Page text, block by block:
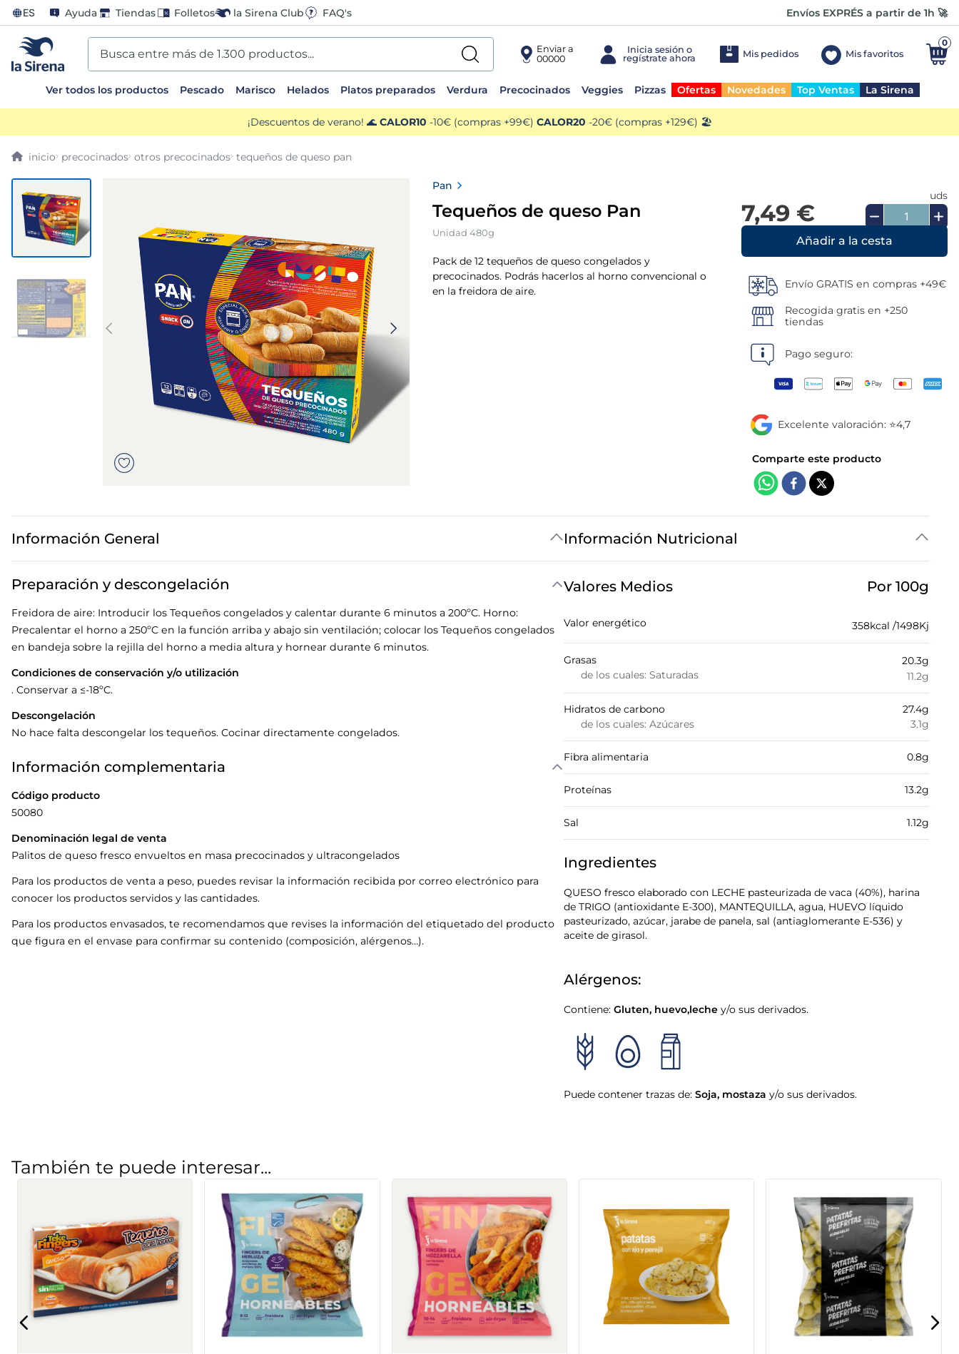
ES Ayuda Tiendas Folletos la Sirena Club FAQ's Envíos EXPRÉS a partir de 1h 🚀
Busca entre más de 1.300 productos...
Enviar a
00000
Mis pedidos Mis favoritos
0
Ver todos los productos Pescado Marisco Helados Platos preparados Verdura Precocinados Veggies Pizzas Ofertas Novedades Top Ventas La Sirena
¡Descuentos de verano! 🌊 CALOR10 -10€ (compras +99€) CALOR20 -20€ (compras +129€) 🏖️
precocinados otros precocinados tequeños de queso pan
Pan
Tequeños de queso Pan
Unidad 480g
Pack de 12 tequeños de queso congelados y
precocinados. Podrás hacerlos al horno convencional o
en la freidora de aire.
7,49 €
uds
Añadir a la cesta
Envío GRATIS en compras +49€
Recogida gratis en +250
tiendas
Pago seguro:
Excelente valoración: ⭐4,7
Información General
Preparación y descongelación
Freidora de aire: Introducir los Tequeños congelados y calentar durante 6 minutos a 200ºC. Horno:
Precalentar el horno a 250ºC en la función arriba y abajo sin ventilación; colocar los Tequeños congelados
en bandeja sobre la rejilla del horno a media altura y hornear durante 6 minutos.
Condiciones de conservación y/o utilización
. Conservar a ≤-18ºC.
Descongelación
No hace falta descongelar los tequeños. Cocinar directamente congelados.
Información complementaria
Código producto
50080
Denominación legal de venta
Palitos de queso fresco envueltos en masa precocinados y ultracongelados
Para los productos de venta a peso, puedes revisar la información recibida por correo electrónico para
conocer los productos servidos y las cantidades.
Para los productos envasados, te recomendamos que revises la información del etiquetado del producto
que figura en el envase para confirmar su contenido (composición, alérgenos…).
Información Nutricional
Valores Medios Por 100g
Valor energético 358kcal /1498Kj
Grasas
de los cuales: Saturadas
20.3g
11.2g
Hidratos de carbono
de los cuales: Azúcares
27.4g
3.1g
Fibra alimentaria 0.8g
Proteínas 13.2g
Sal 1.12g
Ingredientes
QUESO fresco elaborado con LECHE pasteurizada de vaca (40%), harina
de TRIGO (antioxidante E-300), MANTEQUILLA, agua, HUEVO líquido
pasteurizado, azúcar, jarabe de panela, sal (antiaglomerante E-536) y
aceite de girasol.
Alérgenos:
Contiene: Gluten, huevo,leche y/o sus derivados.
Puede contener trazas de: Soja, mostaza y/o sus derivados.
También te puede interesar...
TÉRMINOS MÁS BUSCADOS
1. helados sirena
3. patatas
gamba
5. verduras
6. croquetas